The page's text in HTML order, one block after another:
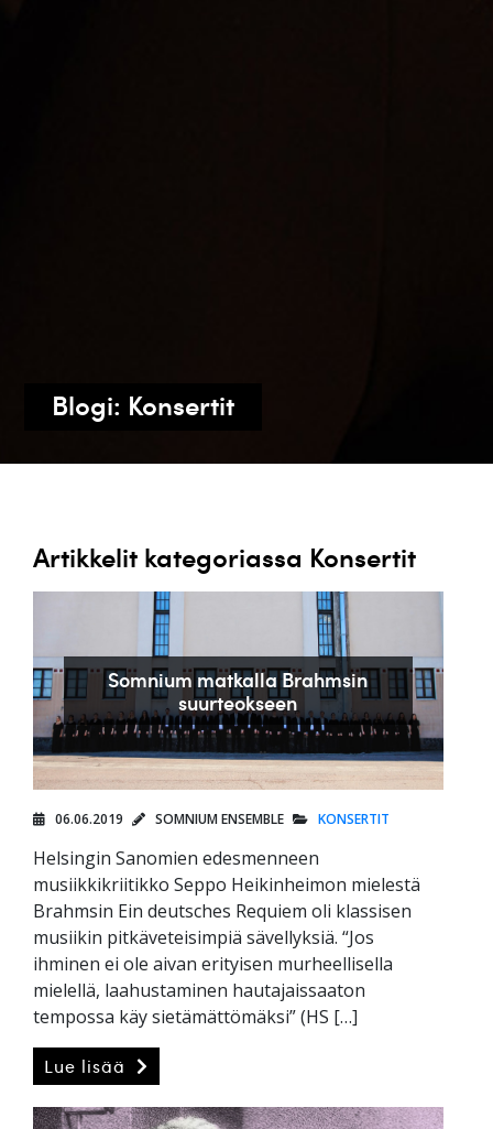
Blogi: Konsertit
Artikkelit kategoriassa Konsertit
Somnium matkalla Brahmsin
suurteokseen
06.06.2019 SOMNIUM ENSEMBLE KONSERTIT
Helsingin Sanomien edesmenneen
musiikkikriitikko Seppo Heikinheimon mielestä
Brahmsin Ein deutsches Requiem oli klassisen
musiikin pitkäveteisimpiä sävellyksiä. “Jos
ihminen ei ole aivan erityisen murheellisella
mielellä, laahustaminen hautajaissaaton
tempossa käy sietämättömäksi” (HS […]
Lue lisää